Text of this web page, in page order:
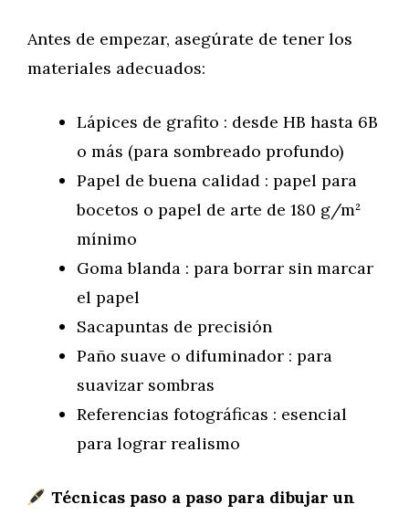
Antes de empezar, asegúrate de tener los
materiales adecuados:
Lápices de grafito : desde HB hasta 6B
o más (para sombreado profundo)
Papel de buena calidad : papel para
bocetos o papel de arte de 180 g/m²
mínimo
Goma blanda : para borrar sin marcar
el papel
Sacapuntas de precisión
Paño suave o difuminador : para
suavizar sombras
Referencias fotográficas : esencial
para lograr realismo
Técnicas paso a paso para dibujar un